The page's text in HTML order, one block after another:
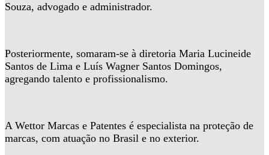
Souza, advogado e administrador.
Posteriormente, somaram-se à diretoria Maria Lucineide
Santos de Lima e Luís Wagner Santos Domingos,
agregando talento e profissionalismo.
A Wettor Marcas e Patentes é especialista na proteção de
marcas, com atuação no Brasil e no exterior.